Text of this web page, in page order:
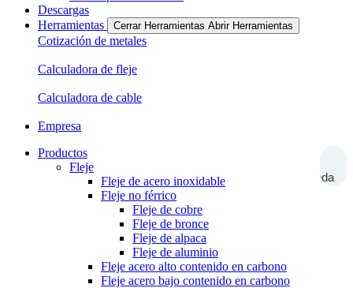
Descargas
Herramientas
Cerrar Herramientas Abrir Herramientas
Cotización de metales
Calculadora de fleje
Calculadora de cable
Empresa
Búsqueda
Productos
Fleje
Fleje de acero inoxidable
Fleje no férrico
Fleje de cobre
Fleje de bronce
Fleje de alpaca
Fleje de aluminio
Fleje acero alto contenido en carbono
Fleje acero bajo contenido en carbono